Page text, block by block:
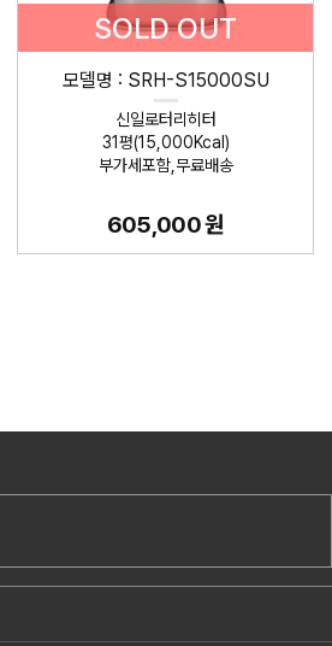
SOLD OUT
모델명 : SRH-S15000SU
신일로터리히터
31평(15,000Kcal)
부가세포함,무료배송
605,000 원